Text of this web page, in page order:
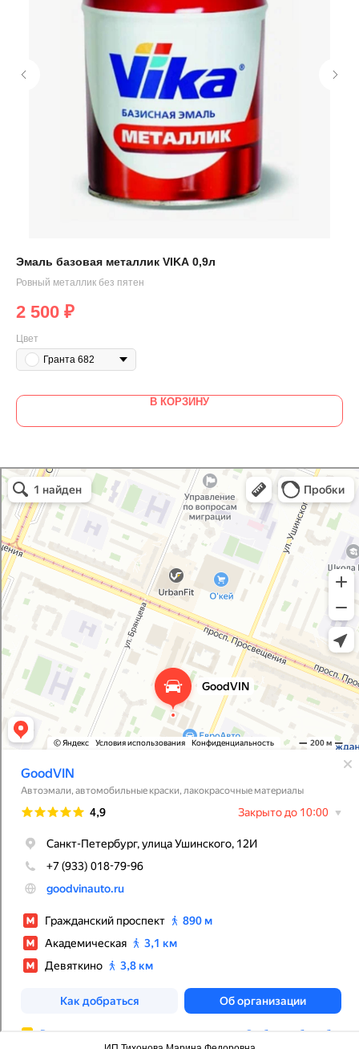
Эмаль базовая металлик VIKA 0,9л
Ровный металлик без пятен
2 500 ₽
Цвет
Гранта 682
В КОРЗИНУ
GoodVIN
Автоэмали, автомобильные краски в Санкт‑Петербурге
Лакокрасочные материалы в Санкт‑Петербурге